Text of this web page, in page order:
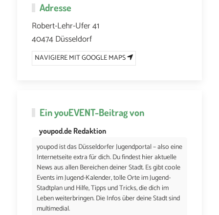
Adresse
Robert-Lehr-Ufer 41
40474 Düsseldorf
NAVIGIERE MIT GOOGLE MAPS
EinyouEVENT-Beitrag von
youpod.de Redaktion
youpod ist das Düsseldorfer Jugendportal – also eine
Internetseite extra für dich. Du findest hier aktuelle
News aus allen Bereichen deiner Stadt. Es gibt coole
Events im Jugend-Kalender, tolle Orte im Jugend-
Stadtplan und Hilfe, Tipps und Tricks, die dich im
Leben weiterbringen. Die Infos über deine Stadt sind
multimedial.